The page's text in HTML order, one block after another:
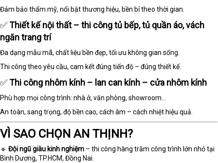
Đảm bảo thẩm mỹ, nổi bật thương hiệu, bền bỉ theo thời gian.
✅Thiết kế nội thất – thi công tủ bếp, tủ quần áo, vách
ngăn trang trí
Đa dạng mẫu mã, chất liệu bền đẹp, tối ưu không gian sống.
Thi công theo yêu cầu, cam kết đúng tiến độ – đúng thiết kế.
✅Thi công nhôm kính – lan can kính – cửa nhôm kính
Phù hợp mọi công trình: nhà ở, văn phòng, showroom…
An toàn, sang trọng, độ bền cao, cách âm – cách nhiệt hiệu quả.
VÌ SAO CHỌN AN THỊNH?
🔹 Đội ngũ giàu kinh nghiệm – thi công hàng trăm công trình lớn nhỏ tại
Bình Dương, TP.HCM, Đồng Nai.